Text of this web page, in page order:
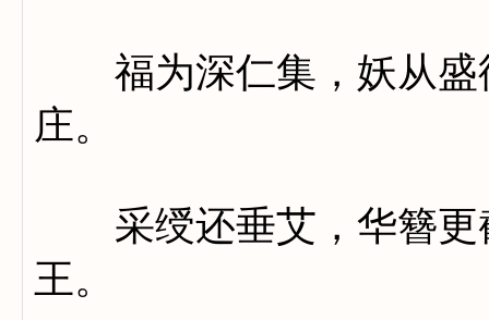
福为深仁集，妖从盛
庄。
采绶还垂艾，华簪更
王。